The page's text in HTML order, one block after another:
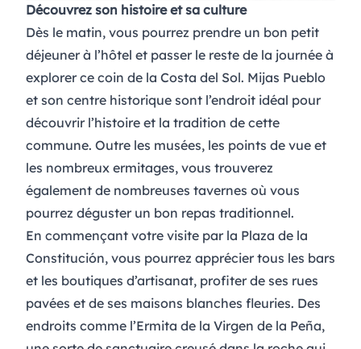
Découvrez son histoire et sa culture
Dès le matin, vous pourrez prendre un bon petit
déjeuner à l’hôtel et passer le reste de la journée à
explorer ce coin de la Costa del Sol. Mijas Pueblo
et son centre historique sont l’endroit idéal pour
découvrir l’histoire et la tradition de cette
commune. Outre les musées, les points de vue et
les nombreux ermitages, vous trouverez
également de nombreuses tavernes où vous
pourrez déguster un bon repas traditionnel.
En commençant votre visite par la Plaza de la
Constitución, vous pourrez apprécier tous les bars
et les boutiques d’artisanat, profiter de ses rues
pavées et de ses maisons blanches fleuries. Des
endroits comme l’Ermita de la Virgen de la Peña,